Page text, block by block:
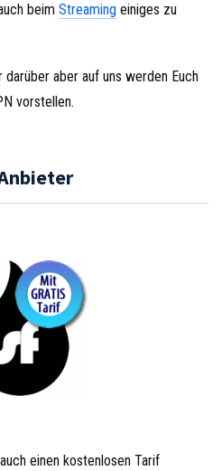
beim Streaming einiges zu
aber auf uns werden Euch
vorstellen.
einen kostenlosen Tarif